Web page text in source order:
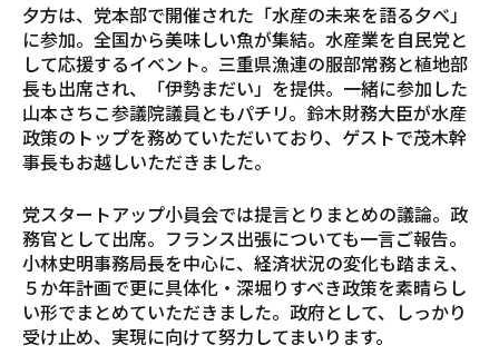
夕方は、党本部で開催された「水産の未来を語る夕べ」
に参加。全国から美味しい魚が集結。水産業を自民党と
して応援するイベント。三重県漁連の服部常務と植地部
長も出席され、「伊勢まだい」を提供。一緒に参加した
山本さちこ参議院議員ともパチリ。鈴木財務大臣が水産
政策のトップを務めていただいており、ゲストで茂木幹
事長もお越しいただきました。
党スタートアップ小員会では提言とりまとめの議論。政
務官として出席。フランス出張についても一言ご報告。
小林史明事務局長を中心に、経済状況の変化も踏まえ、
５か年計画で更に具体化・深堀りすべき政策を素晴らし
い形でまとめていただきました。政府として、しっかり
受け止め、実現に向けて努力してまいります。